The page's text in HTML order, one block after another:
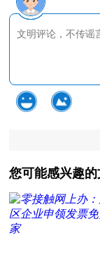
您可能感兴趣的